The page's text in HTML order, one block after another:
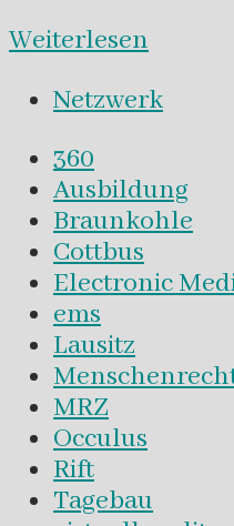
Weiterlesen
Netzwerk
360
Ausbildung
Braunkohle
Cottbus
Electronic
ems
Lausitz
MRZ
Occulus
Rift
Tagebau